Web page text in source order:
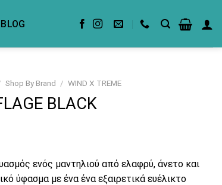
BLOG
Shop By Brand / WIND X TREME
BLACK
ενός μαντηλιού από ελαφρύ, άνετο και
ύφασμα με ένα ένα εξαιρετικά ευέλικτο